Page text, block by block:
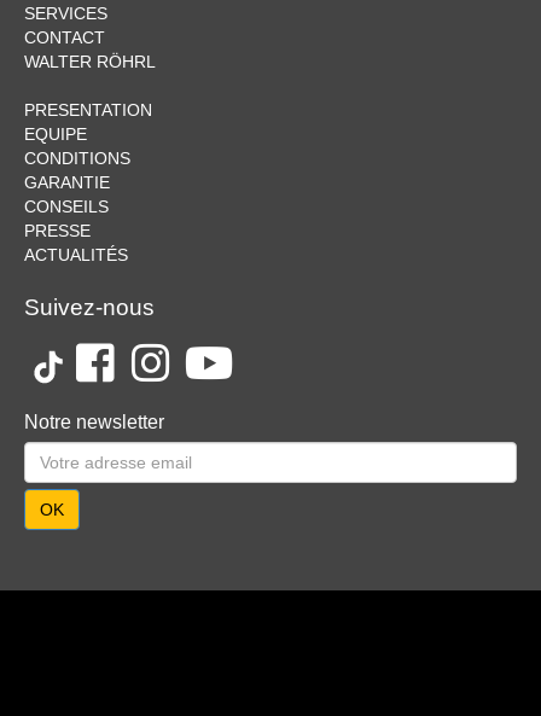
SERVICES
CONTACT
WALTER RÖHRL
PRESENTATION
EQUIPE
CONDITIONS
GARANTIE
CONSEILS
PRESSE
ACTUALITÉS
Suivez-nous
Notre newsletter
OK